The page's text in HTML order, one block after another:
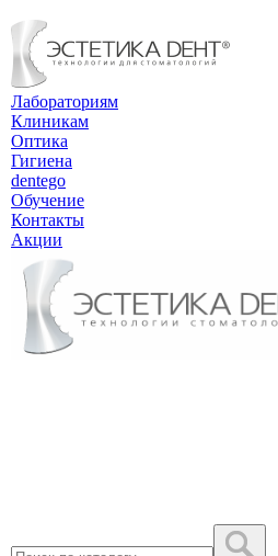
Лабораториям
Клиникам
Оптика
Гигиена
dentego
Обучение
Контакты
Акции